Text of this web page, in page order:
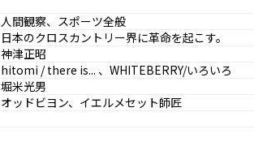
人間観察、スポーツ全般
日本のクロスカントリー界に革命を起こす。
神津正昭
hitomi / there is... 、WHITEBERRY/いろいろ
堀米光男
オッドビヨン、イエルメセット師匠